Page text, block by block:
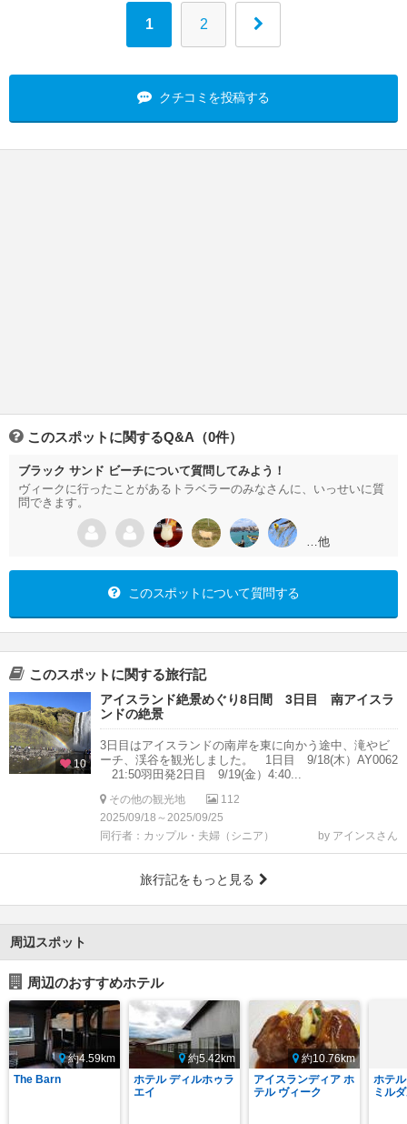
1 2
クチコミを投稿する
このスポットに関するQ&A（0件）
ブラック サンド ビーチについて質問してみよう！
ヴィークに行ったことがあるトラベラーのみなさんに、いっせいに質
問できます。
…他
このスポットについて質問する
このスポットに関する旅行記
10
アイスランド絶景めぐり8日間 3日目 南アイスラ
ンドの絶景
3日目はアイスランドの南岸を東に向かう途中、滝やビ
ーチ、渓谷を観光しました。 1日目 9/18(木）AY0062
21:50羽田発2日目 9/19(金）4:40...
その他の観光地
112
2025/09/18～2025/09/25
同行者：カップル・夫婦（シニア）
by アインスさん
旅行記をもっと見る
周辺スポット
周辺のおすすめホテル
約4.59km
The Barn
約5.42km
ホテル ディルホゥラ
エイ
約10.76km
アイスランディア ホ
テル ヴィーク
ホテ
ミル